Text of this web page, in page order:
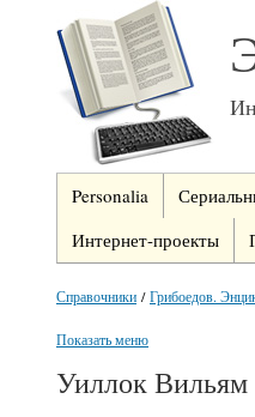
Personalia
Интернет-проекты
Справочники /Грибоедов.
Показать меню
Уиллок Вильям